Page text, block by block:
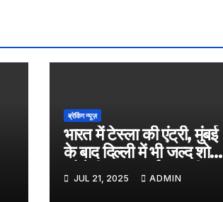
ब्रेकिंग न्यूज़
भारत में टेस्ला की एंट्री, मुंबई
के बाद दिल्ली में भी जल्द शोरूम
खोलेगी, सुपरचार्जर का भी
नेटवर्क करेगी तैयार
JUL 21, 2025 ADMIN